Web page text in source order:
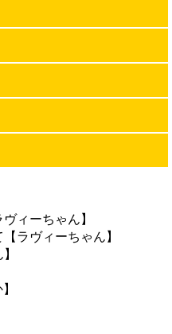
ィーちゃん】
ラヴィーちゃん】